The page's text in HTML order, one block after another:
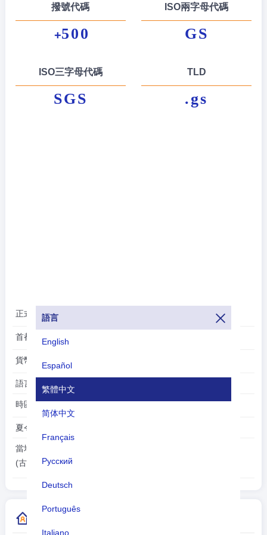
語言
English
Español
繁體中文
简体中文
Français
Русский
Deutsch
Português
Italiano
撥號代碼
+500
ISO兩字母代碼
GS
ISO三字母代碼
SGS
TLD
.gs
正式名稱:
首都:
貨幣:
語言:
時區:
夏令時:
當地時間:
(古利德維肯)